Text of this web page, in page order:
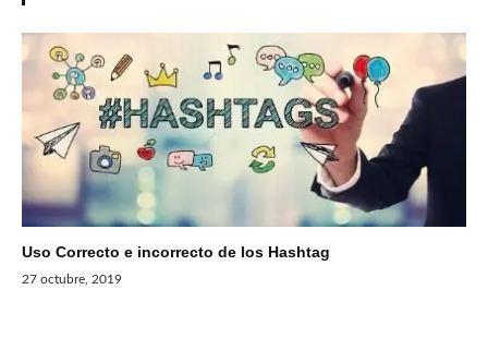
Uso Correcto e incorrecto de los Hashtag
27 octubre, 2019